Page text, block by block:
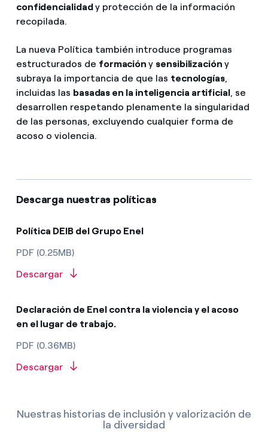
confidencialidady protección de la información
recopilada.
La nueva Política también introduce programas
estructurados de formacióny sensibilización y
subraya la importancia de que las tecnologías,
incluidas las basadas en la inteligencia artificial, se
desarrollen respetando plenamente la singularidad
de las personas, excluyendo cualquier forma de
acoso o violencia.
Descarga nuestras políticas
Política DEIB del Grupo Enel
PDF (0.25MB)
Descargar
Declaración de Enel contra la violencia y el acoso
en el lugar de trabajo.
PDF (0.36MB)
Descargar
Nuestras historias de inclusión y valorización de
la diversidad